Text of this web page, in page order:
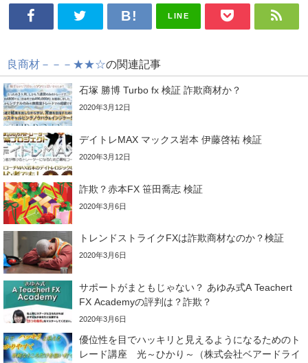
LINE
良商材－－－★★☆の関連記事
石塚 勝博 Turbo fx 検証 詐欺商材か？
2020年3月12日
デイトレMAX マックス岩本 伊藤啓祐 検証
2020年3月12日
詐欺？赤本FX 笹田喬志 検証
2020年3月6日
トレンドストライクFXは詐欺商材なのか？検証
2020年3月6日
サポートがまともじゃない？ あゆみ式A Teachert
FX Academyの評判は？詐欺？
2020年3月6日
優位性を目でハッキリと見えるようになるためのト
レード講座 光～ひかり～（株式会社ベアードライ